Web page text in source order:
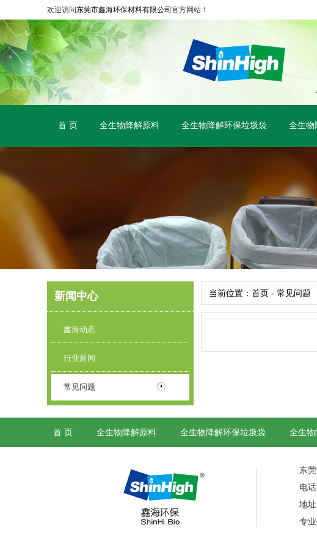
欢迎访问东莞市鑫海环保材料有限公司 官方网站！
首 页 全生物降解原料 全生物降解环保垃圾袋 全生物
新闻中心
鑫海动态
行业新闻
常见问题
当前位置： 首页 - 常见问题
首 页 全生物降解原料 全生物降解环保垃圾袋 全生
东
电
地
专